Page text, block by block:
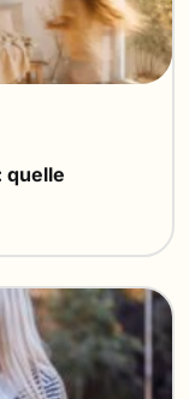
quelle